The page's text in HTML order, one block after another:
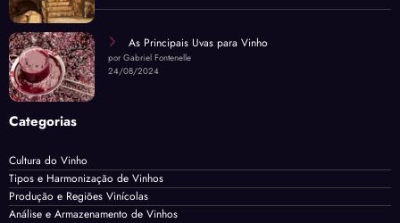
As Principais Uvas para Vinho
por Gabriel Fontenelle
24/08/2024
Categorias
Cultura do Vinho
Tipos e Harmonização de Vinhos
Produção e Regiões Vinícolas
Análise e Armazenamento de Vinhos